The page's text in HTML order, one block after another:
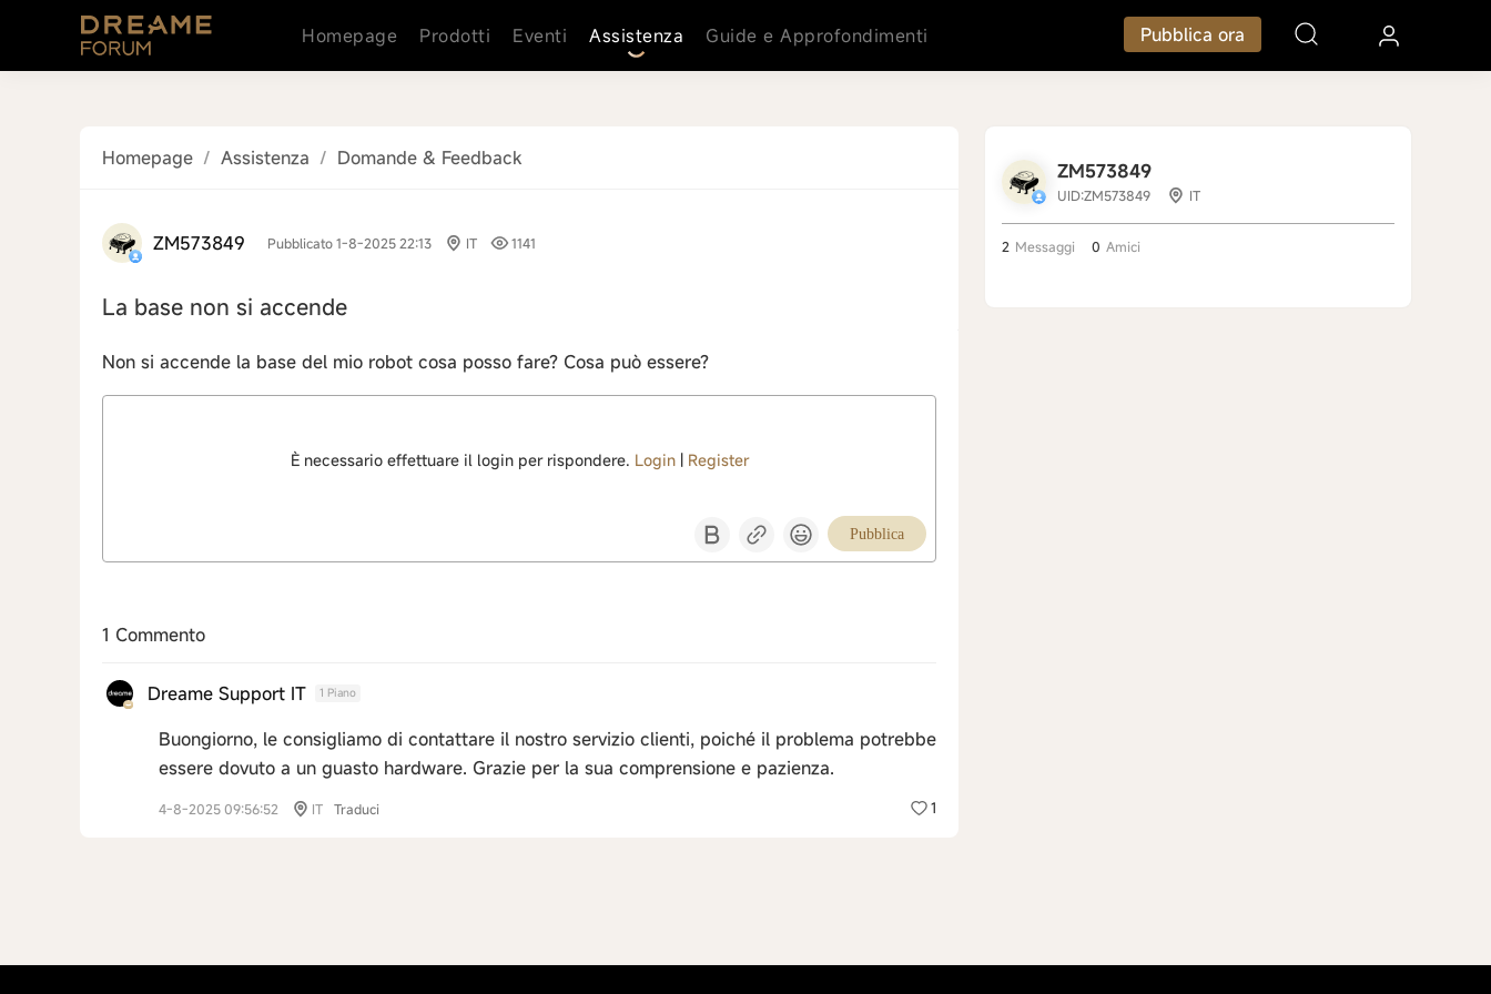
Homepage Prodotti Eventi Assistenza Guide e Approfondimenti Pubblica ora
Homepage / Assistenza / Domande & Feedback
ZM573849 Pubblicato 1-8-2025 22:13 IT 1141
La base non si accende
Non si accende la base del mio robot cosa posso fare? Cosa può essere?
È necessario effettuare il login per rispondere. Login| Register
Pubblica
1 Commento
Dreame Support IT 1 Piano
Buongiorno, le consigliamo di contattare il nostro servizio clienti, poiché il problema potrebbe
essere dovuto a un guasto hardware. Grazie per la sua comprensione e pazienza.
1
4-8-2025 09:56:52 IT Traduci
ZM573849
UID:ZM573849 IT
2 Messaggi 0 Amici